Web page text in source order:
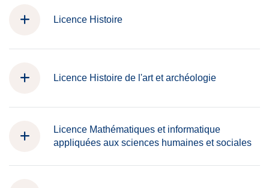
Licence Histoire
Licence Histoire de l'art et archéologie
Licence Mathématiques et informatique
appliquées aux sciences humaines et sociales